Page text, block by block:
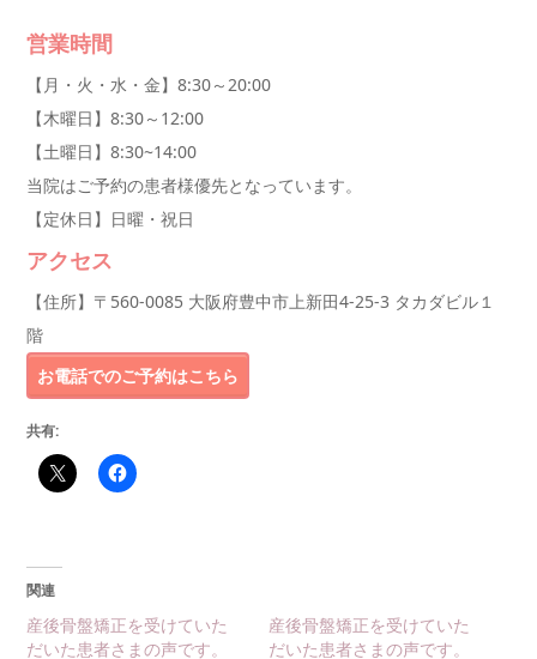
営業時間
【月・火・水・金】8:30～20:00
【木曜日】8:30～12:00
【土曜日】8:30~14:00
当院はご予約の患者様優先となっています。
【定休日】日曜・祝日
アクセス
【住所】〒560-0085 大阪府豊中市上新田4-25-3 タカダビル１
階
お電話でのご予約はこちら
共有:
関連
産後骨盤矯正を受けていた
だいた患者さまの声です。
産後骨盤矯正を受けていた
だいた患者さまの声です。